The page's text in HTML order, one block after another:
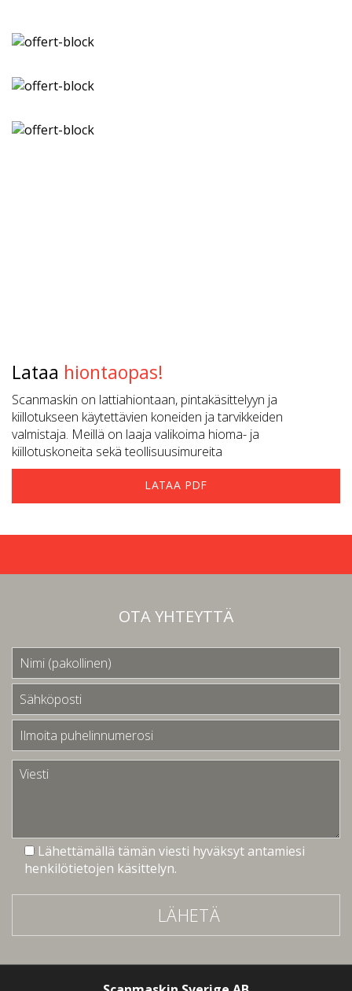
Lataa hiontaopas!
Scanmaskin on lattiahiontaan, pintakäsittelyyn ja
kiillotukseen käytettävien koneiden ja tarvikkeiden
valmistaja. Meillä on laaja valikoima hioma- ja
kiillotuskoneita sekä teollisuusimureita
LATAA PDF
OTA YHTEYTTÄ
Lähettämällä tämän viesti hyväksyt antamiesi
henkilötietojen käsittelyn.
LÄHETÄ